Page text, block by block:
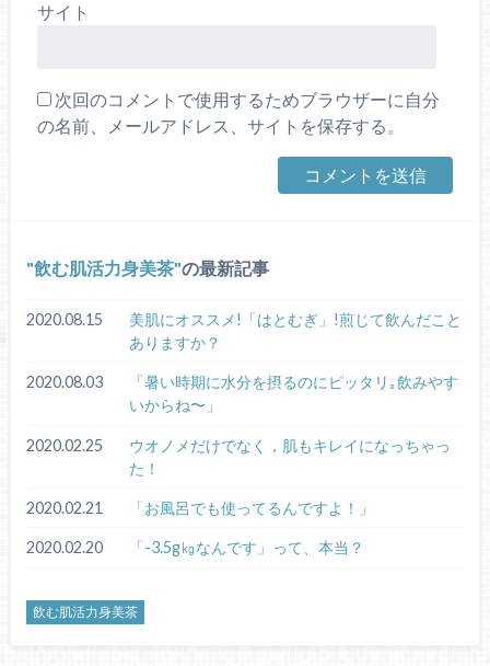
サイト
次回のコメントで使用するためブラウザーに自分
の名前、メールアドレス、サイトを保存する。
飲む肌活力身美茶 の最新記事
2020.08.15
美肌にオススメ!「はとむぎ」!煎じて飲んだこと
ありますか？
2020.08.03
「暑い時期に水分を摂るのにピッタリ｡飲みやす
いからね〜」
2020.02.25
ウオノメだけでなく，肌もキレイになっちゃっ
た！
2020.02.21 「お風呂でも使ってるんですよ！」
2020.02.20 「-3.5g㎏なんです」って、本当？
飲む肌活力身美茶